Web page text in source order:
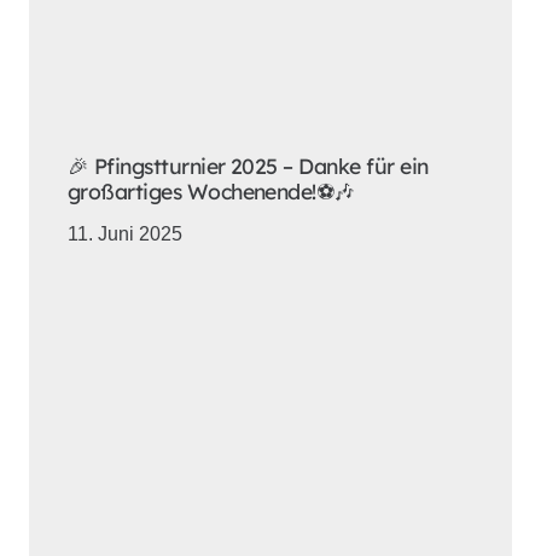
🎉 Pfingstturnier 2025 – Danke für ein
großartiges Wochenende!⚽🎶
11. Juni 2025